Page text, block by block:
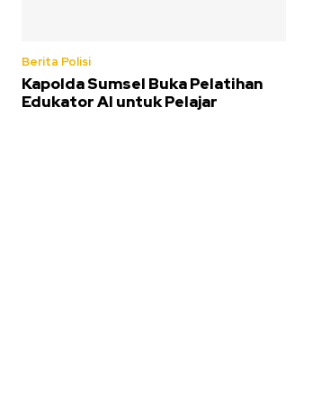
Berita Polisi
Kapolda Sumsel Buka Pelatihan
Edukator AI untuk Pelajar